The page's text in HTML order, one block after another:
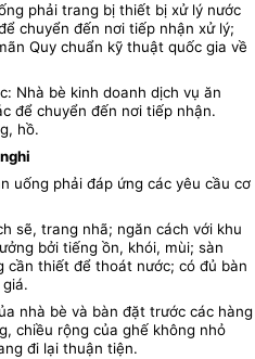
phải trang bị thiết bị xử lý nước
chuyển đến nơi tiếp nhận xử lý;
Quy chuẩn kỹ thuật quốc gia về
Nhà bè kinh doanh dịch vụ ăn
để chuyển đến nơi tiếp nhận.
hồ.
uống phải đáp ứng các yêu cầu cơ
sẽ, trang nhã; ngăn cách với khu
bởi tiếng ồn, khói, mùi; sàn
cần thiết để thoát nước; có đủ bàn
nhà bè và bàn đặt trước các hàng
chiều rộng của ghế không nhỏ
đi lại thuận tiện.